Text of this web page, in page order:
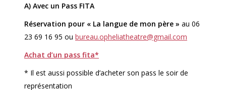
A) Avec un Pass FITA
Réservation pour « La langue de mon père » au 06
23 69 16 95 ou bureau.opheliatheatre@gmail.com
Achat d’un pass fita*
* Il est aussi possible d’acheter son pass le soir de
représentation